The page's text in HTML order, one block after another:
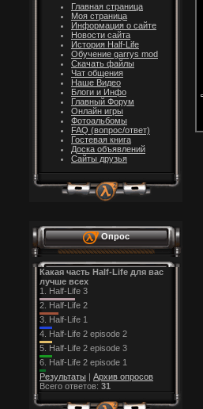
Главная страница
Моя страница
Информация о сайте
Новости cайта
История Half-Life
Обучение garrys mod
Скачать файлы
Чат общения
Наше Видео
Блоги и Инфо
Главный Форум
Онлайн игры
Фотоальбомы
FAQ (вопрос/ответ)
Гостевая книга
Доска объявлений
Сайты друзья
Опрос
Какая часть Half-Life для вас
лучше всех
1. Half-Life 3
2. Half-Life 2
3. Half-Life 1
4. Half-Life 2 episode 2
5. Half-Life 2 episode 3
6. Half-Life 2 episode 1
Результаты | Архив опросов
Всего ответов: 31